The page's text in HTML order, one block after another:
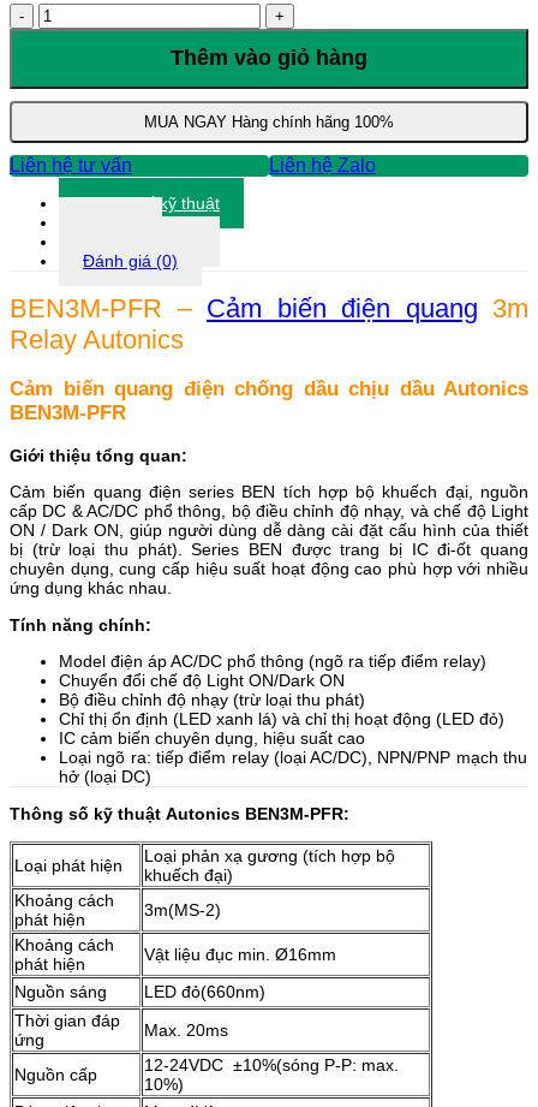
BEN3M-
PFR
biến
điện
3m
Relay
số
lượng
Thêm vào giỏ hàng
MUA NGAY Hàng chính hãng 100%
Liên hệ tư vấn Liên hệ Zalo
Thông số kỹ thuật
Đánh giá (0)
BEN3M-PFR – Cảm biến điện quang 3m
Relay Autonics
Cảm biến quang điện chống dầu chịu dầu Autonics
BEN3M-PFR
Giới thiệu tổng quan:
Cảm biến quang điện series BEN tích hợp bộ khuếch đại, nguồn
cấp DC & AC/DC phổ thông, bộ điều chỉnh độ nhạy, và chế độ Light
ON / Dark ON, giúp người dùng dễ dàng cài đặt cấu hình của thiết
bị (trừ loại thu phát). Series BEN được trang bị IC đi-ốt quang
chuyên dụng, cung cấp hiệu suất hoạt động cao phù hợp với nhiều
ứng dụng khác nhau.
Tính năng chính:
Model điện áp AC/DC phổ thông (ngõ ra tiếp điểm relay)
Chuyển đổi chế độ Light ON/Dark ON
Bộ điều chỉnh độ nhạy (trừ loại thu phát)
Chỉ thị ổn định (LED xanh lá) và chỉ thị hoạt động (LED đỏ)
IC cảm biến chuyên dụng, hiệu suất cao
Loại ngõ ra: tiếp điểm relay (loại AC/DC), NPN/PNP mạch thu
hở (loại DC)
Thông số kỹ thuật Autonics BEN3M-PFR:
Loại phát hiện
Loại phản xạ gương (tích hợp bộ
khuếch đại)
Khoảng cách
phát hiện
3m(MS-2)
Khoảng cách
phát hiện
Vật liệu đục min. Ø16mm
Nguồn sáng
LED đỏ(660nm)
Thời gian đáp
ứng
Max. 20ms
Nguồn cấp
12-24VDC ±10%(sóng P-P: max.
10%)